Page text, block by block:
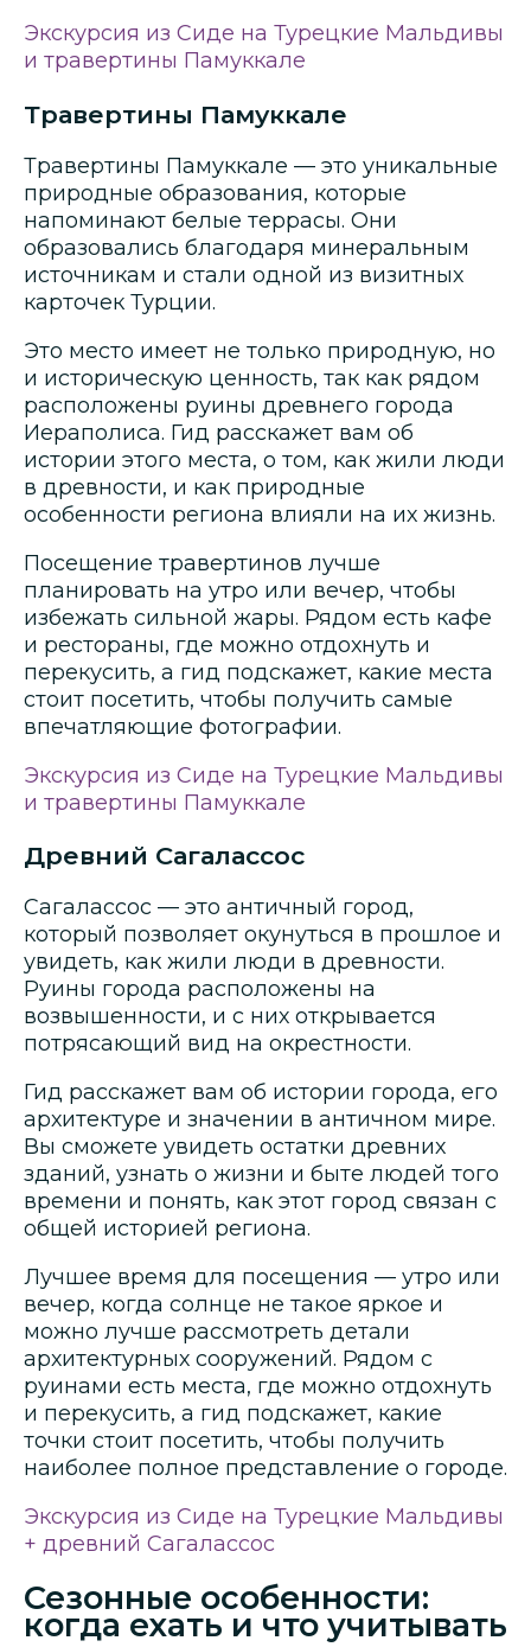
Экскурсия из Сиде на Турецкие Мальдивы
и травертины Памуккале
Травертины Памуккале
Травертины Памуккале — это уникальные
природные образования, которые
напоминают белые террасы. Они
образовались благодаря минеральным
источникам и стали одной из визитных
карточек Турции.
Это место имеет не только природную, но
и историческую ценность, так как рядом
расположены руины древнего города
Иераполиса. Гид расскажет вам об
истории этого места, о том, как жили люди
в древности, и как природные
особенности региона влияли на их жизнь.
Посещение травертинов лучше
планировать на утро или вечер, чтобы
избежать сильной жары. Рядом есть кафе
и рестораны, где можно отдохнуть и
перекусить, а гид подскажет, какие места
стоит посетить, чтобы получить самые
впечатляющие фотографии.
Экскурсия из Сиде на Турецкие Мальдивы
и травертины Памуккале
Древний Сагалассос
Сагалассос — это античный город,
который позволяет окунуться в прошлое и
увидеть, как жили люди в древности.
Руины города расположены на
возвышенности, и с них открывается
потрясающий вид на окрестности.
Гид расскажет вам об истории города, его
архитектуре и значении в античном мире.
Вы сможете увидеть остатки древних
зданий, узнать о жизни и быте людей того
времени и понять, как этот город связан с
общей историей региона.
Лучшее время для посещения — утро или
вечер, когда солнце не такое яркое и
можно лучше рассмотреть детали
архитектурных сооружений. Рядом с
руинами есть места, где можно отдохнуть
и перекусить, а гид подскажет, какие
точки стоит посетить, чтобы получить
наиболее полное представление о городе.
Экскурсия из Сиде на Турецкие Мальдивы
+ древний Сагалассос
Сезонные особенности:
когда ехать и что учитывать